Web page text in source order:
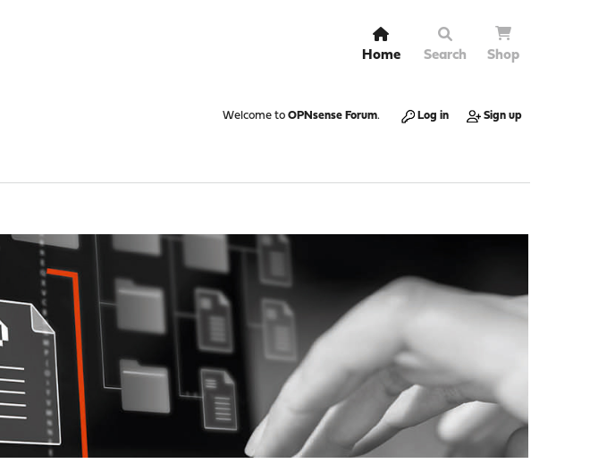
Home Search Shop
Welcome to OPNsense Forum. Log in Sign up